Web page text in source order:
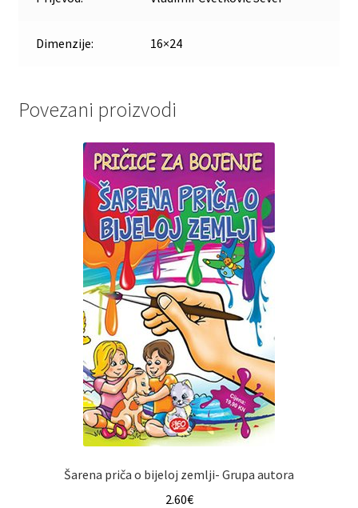
Dimenzije: 16×24
Povezani proizvodi
Šarena priča o bijeloj zemlji- Grupa autora
2.60€